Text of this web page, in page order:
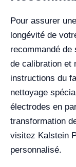
Pour assurer
longévité de
recommandé
de calibration et
instructions du
nettoyage
électrodes en
transformation
visitez Kalstein
personnalisé.